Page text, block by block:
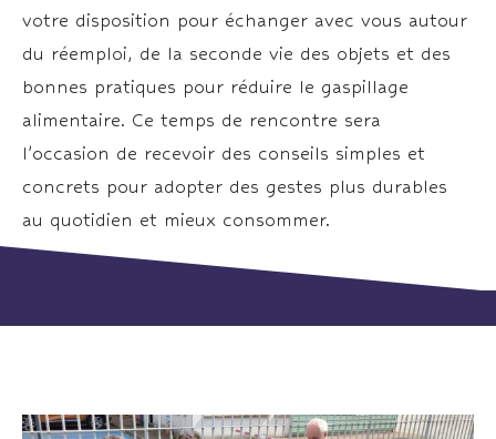
votre disposition pour échanger avec vous autour
du réemploi, de la seconde vie des objets et des
bonnes pratiques pour réduire le gaspillage
alimentaire. Ce temps de rencontre sera
l’occasion de recevoir des conseils simples et
concrets pour adopter des gestes plus durables
au quotidien et mieux consommer.